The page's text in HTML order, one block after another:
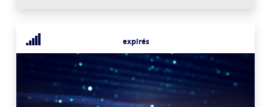
expirés